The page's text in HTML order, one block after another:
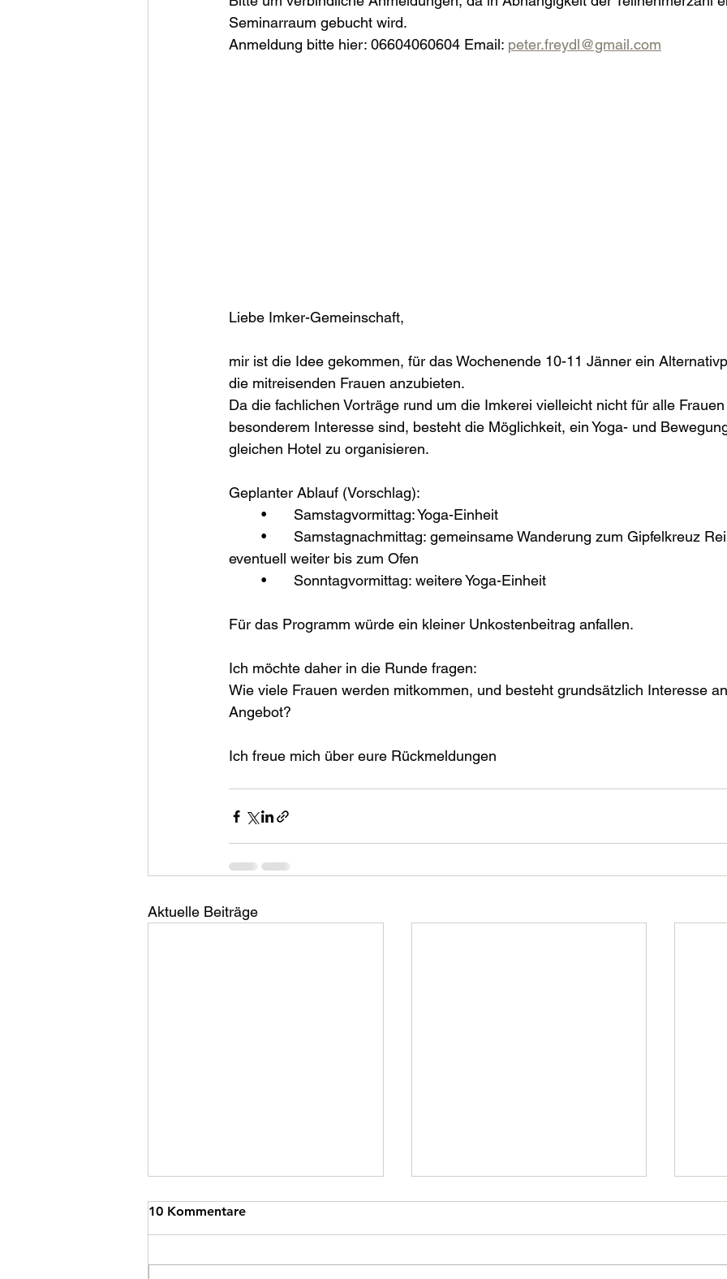
Seminarraum gebucht wird.
Anmeldung bitte hier: 06604060604 Email: peter.freydl@gmail.com
Liebe Imker-Gemeinschaft,
mir ist die Idee gekommen, für das Wochenende 10-11 Jänner ein
die mitreisenden Frauen anzubieten.
Da die fachlichen Vorträge rund um die Imkerei vielleicht nicht für alle
besonderem Interesse sind, besteht die Möglichkeit, ein Yoga- und
gleichen Hotel zu organisieren.
Geplanter Ablauf (Vorschlag):
	•	Samstagvormittag: Yoga-Einheit
eventuell weiter bis zum Ofen
	•	Sonntagvormittag: weitere Yoga-Einheit
Für das Programm würde ein kleiner Unkostenbeitrag anfallen.
Ich möchte daher in die Runde fragen:
Wie viele Frauen werden mitkommen, und besteht grundsätzlich Interesse
Angebot?
Ich freue mich über eure Rückmeldungen
Aktuelle Beiträge
Jahreshauptversammlung
10 Kommentare